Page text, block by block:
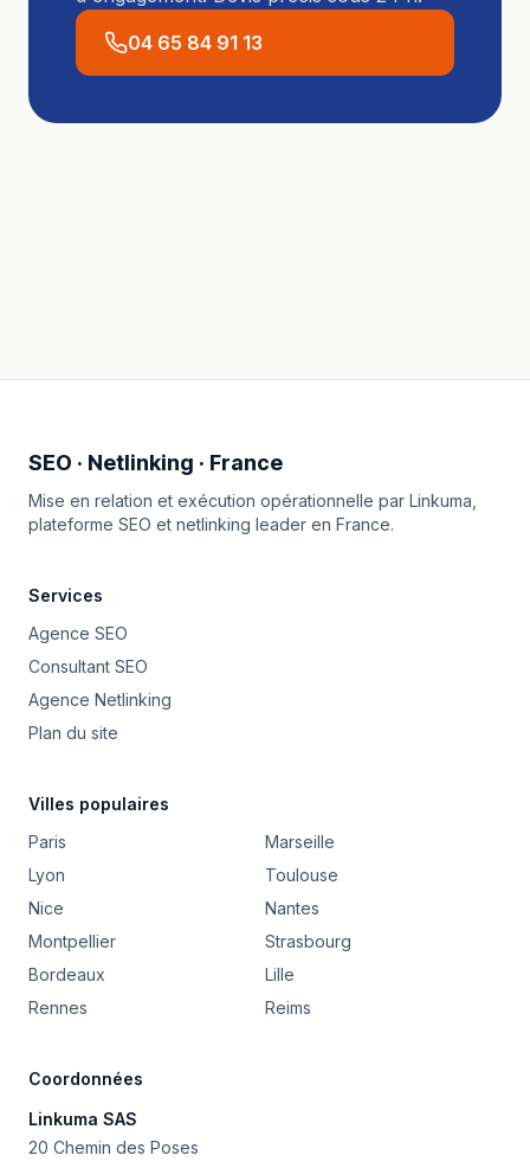
04 65 84 91 13
SEO · Netlinking · France
Mise en relation et exécution opérationnelle par Linkuma
plateforme SEO et netlinking leader en France.
Services
Agence SEO
Consultant SEO
Agence Netlinking
Plan du site
Villes populaires
Paris
Marseille
Lyon
Toulouse
Nice
Nantes
Montpellier
Strasbourg
Bordeaux
Lille
Rennes
Reims
Coordonnées
Linkuma SAS
20 Chemin des Poses